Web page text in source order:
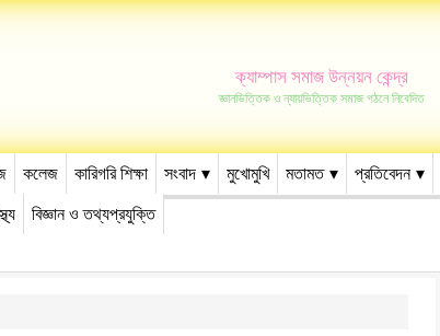
ক্যাম্পাস সমাজ উন্নয়ন কেন্দ্র
জ্ঞানভিত্তিক ও ন্যায়ভিত্তিক সমাজ গঠনে নিবেদিত
কলেজ কারিগরি শিক্ষা সংবাদ মুখোমুখি মতামত প্রতিবেদন
বিজ্ঞান ও তথ্যপ্রযুক্তি